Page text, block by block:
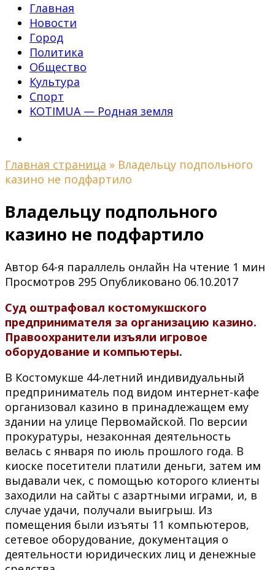
Главная
Новости
Город
Политика
Общество
Культура
Спорт
KOTIMUA — Родная земля
Главная страница » Владельцу подпольного
казино не подфартило
Владельцу подпольного
казино не подфартило
Автор 64-я параллель онлайн На чтение 1 мин
Просмотров 295 Опубликовано 06.10.2017
Суд оштрафовал костомукшского
предпринимателя за организацию казино.
Правоохранители изъяли игровое
оборудование и компьютеры.
В Костомукше 44-летний индивидуальный
предприниматель под видом интернет-кафе
организовал казино в принадлежащем ему
здании на улице Первомайской. По версии
прокуратуры, незаконная деятельность
велась с января по июль прошлого года. В
киоске посетители платили деньги, затем им
выдавали чек, с помощью которого клиенты
заходили на сайты с азартными играми, и, в
случае удачи, получали выигрыш. Из
помещения были изъяты 11 компьютеров,
сетевое оборудование, документация о
деятельности юридических лиц и денежные